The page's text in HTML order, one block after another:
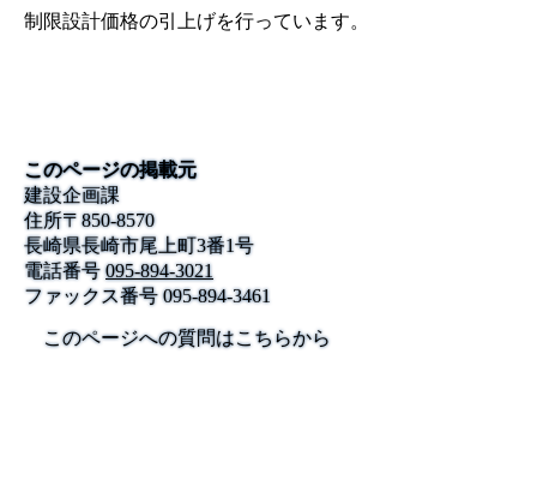
制限設計価格の引上げを行っています。
このページの掲載元
建設企画課
住所〒850-8570
長崎県長崎市尾上町3番1号
電話番号 095-894-3021
ファックス番号095-894-3461
このページへの質問はこちらから